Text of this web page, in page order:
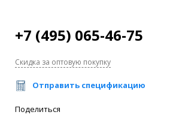
+7 (495) 065-46-75
Скидка за оптовую покупку
Отправить спецификацию
Поделиться